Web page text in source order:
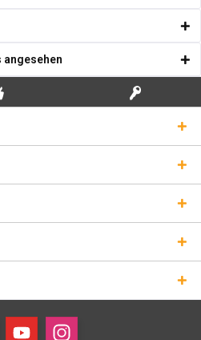
angesehen
LIZENZSCHLÜSSEL